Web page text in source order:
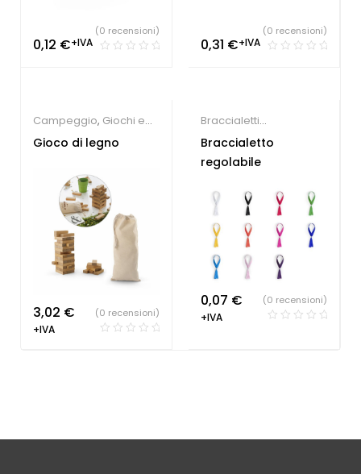
0,12 €+IVA
(0 recensioni)
0,31 €+IVA
(0 recensioni)
Campeggio, Giochi e
giocattoli
Gioco di legno
3,02 €
+IVA
(0 recensioni)
Braccialetti
personalizzati
Braccialetto
regolabile
0,07 €
+IVA
(0 recensioni)